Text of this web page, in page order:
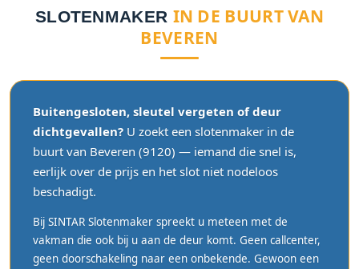
SLOTENMAKER IN DE BUURT VAN
BEVEREN
Buitengesloten, sleutel vergeten of deur
dichtgevallen? U zoekt een slotenmaker in de
buurt van Beveren (9120) — iemand die snel is,
eerlijk over de prijs en het slot niet nodeloos
beschadigt.
Bij SINTAR Slotenmaker spreekt u meteen met de
vakman die ook bij u aan de deur komt. Geen callcenter,
geen doorschakeling naar een onbekende. Gewoon een